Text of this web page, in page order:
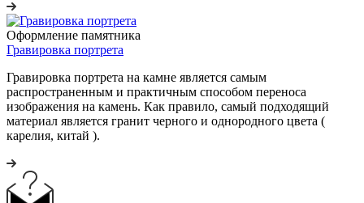
Оформление памятника
Гравировка портрета
Гравировка портрета на камне является самым
распространенным и практичным способом переноса
изображения на камень. Как правило, самый подходящий
материал является гранит черного и однородного цвета (
карелия, китай ).